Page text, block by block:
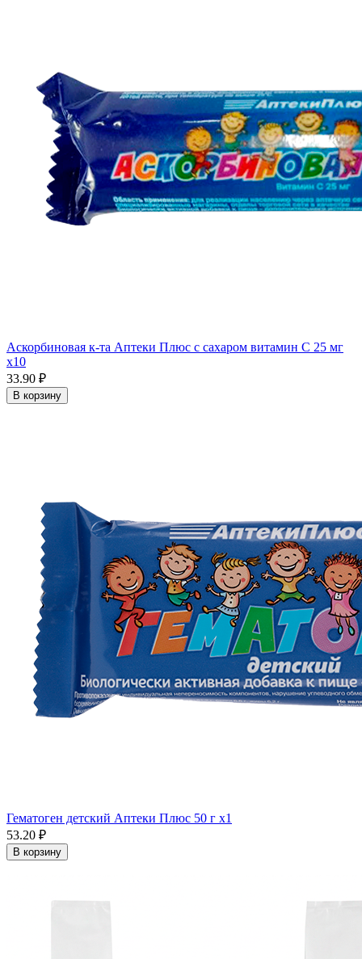
Аскорбиновая к-та Аптеки Плюс с сахаром витамин С 25 мг
x10
33.90 ₽
В корзину
Гематоген детский Аптеки Плюс 50 г x1
53.20 ₽
В корзину